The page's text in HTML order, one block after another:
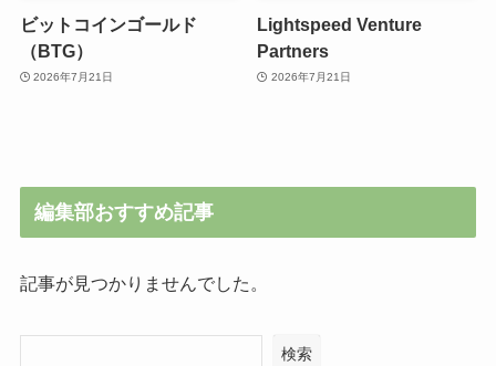
ビットコインゴールド
（BTG）
2026年7月21日
Lightspeed Venture
Partners
2026年7月21日
編集部おすすめ記事
記事が見つかりませんでした。
検索